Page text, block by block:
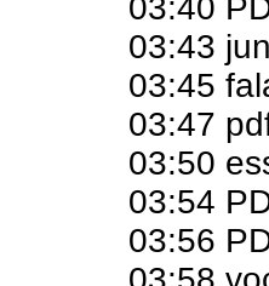
03:43
03:45
03:47
03:50
03:54
03:56